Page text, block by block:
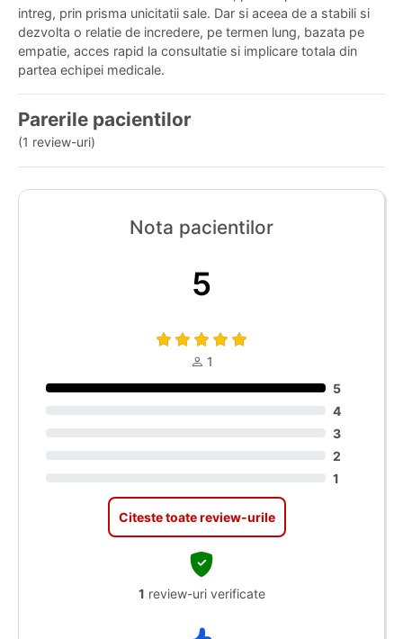
intreg, prin prisma unicitatii sale. Dar si aceea de a stabili si
dezvolta o relatie de incredere, pe termen lung, bazata pe
empatie, acces rapid la consultatie si implicare totala din
partea echipei medicale.
Parerile pacientilor
(1 review-uri)
Nota pacientilor
5
1
5
4
3
2
1
Citeste toate review-urile
1 review-uri verificate